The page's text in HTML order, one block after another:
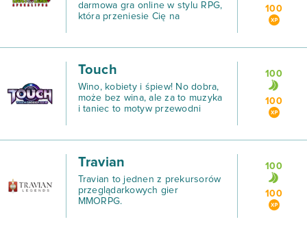
darmowa gra online w stylu RPG,
która przeniesie Cię na
zmieniającemu ludzi w zombi.
100
Touch
Wino, kobiety i śpiew! No dobra,
może bez wina, ale za to muzyka
i taniec to motyw przewodni
rozmaitych utworów popkultury.
100
100
Travian
Travian to jednen z prekursorów
przeglądarkowych gier
MMORPG.
100
100